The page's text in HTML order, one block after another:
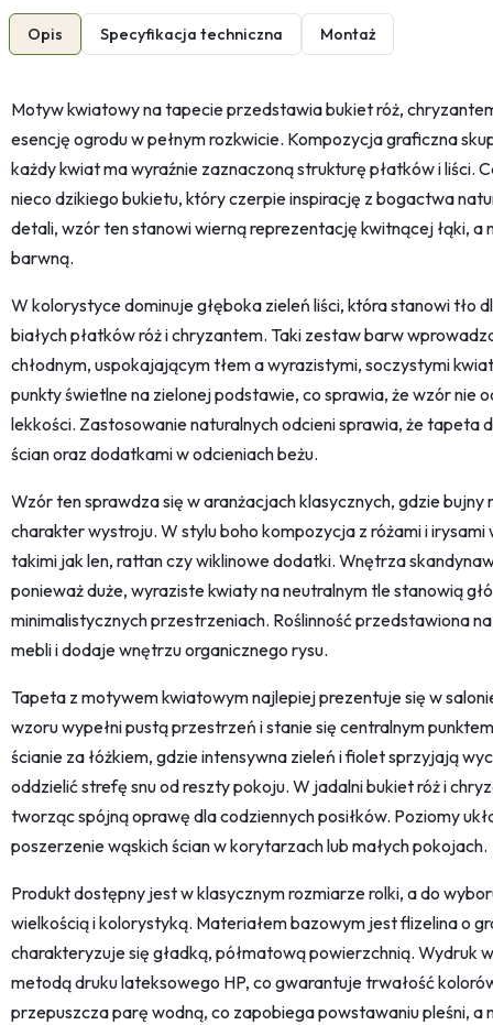
Opis Specyfikacja techniczna Montaż
Motyw kwiatowy na tapecie przedstawia bukiet róż,
esencję ogrodu w pełnym rozkwicie. Kompozycja graficzna
każdy kwiat ma wyraźnie zaznaczoną strukturę płatków i liści.
nieco dzikiego bukietu, który czerpie inspirację z bogactwa
detali, wzór ten stanowi wierną reprezentację kwitnącej łąki, a
barwną.
W kolorystyce dominuje głęboka zieleń liści, która stanowi tło
białych płatków róż i chryzantem. Taki zestaw barw
chłodnym, uspokajającym tłem a wyrazistymi, soczystymi
punkty świetlne na zielonej podstawie, co sprawia, że wzór nie
lekkości. Zastosowanie naturalnych odcieni sprawia, że tapeta
ścian oraz dodatkami w odcieniach beżu.
Wzór ten sprawdza się w aranżacjach klasycznych, gdzie
charakter wystroju. W stylu boho kompozycja z różami i irysami
takimi jak len, rattan czy wiklinowe dodatki. Wnętrza
ponieważ duże, wyraziste kwiaty na neutralnym tle stanowią
minimalistycznych przestrzeniach. Roślinność przedstawiona
mebli i dodaje wnętrzu organicznego rysu.
Tapeta z motywem kwiatowym najlepiej prezentuje się w
wzoru wypełni pustą przestrzeń i stanie się centralnym
ścianie za łóżkiem, gdzie intensywna zieleń i fiolet sprzyjają
oddzielić strefę snu od reszty pokoju. W jadalni bukiet róż i
tworząc spójną oprawę dla codziennych posiłków. Poziomy
poszerzenie wąskich ścian w korytarzach lub małych pokojach.
Produkt dostępny jest w klasycznym rozmiarze rolki, a do
wielkością i kolorystyką. Materiałem bazowym jest flizelina o
charakteryzuje się gładką, półmatową powierzchnią. Wydruk
metodą druku lateksowego HP, co gwarantuje trwałość
przepuszcza parę wodną, co zapobiega powstawaniu pleśni, a